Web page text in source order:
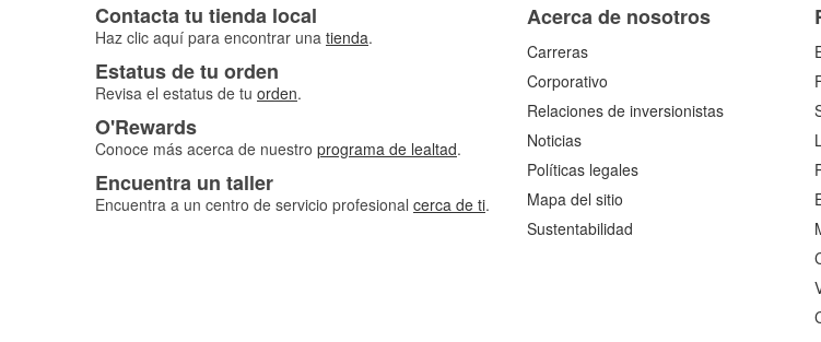
Contacta tu tienda local
Haz clic aquí para encontrar una tienda.
Estatus de tu orden
Revisa el estatus de tu orden.
O'Rewards
Conoce más acerca de nuestro programa de lealtad.
Encuentra un taller
Encuentra a un centro de servicio profesional cerca de ti.
Acerca de nosotros
Carreras
Corporativo
Relaciones de inversionistas
Noticias
Políticas legales
Mapa del sitio
Sustentabilidad